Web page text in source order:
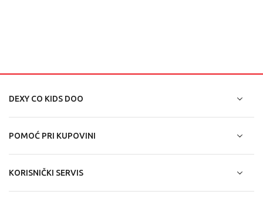
DEXY CO KIDS DOO
POMOĆ PRI KUPOVINI
KORISNIČKI SERVIS